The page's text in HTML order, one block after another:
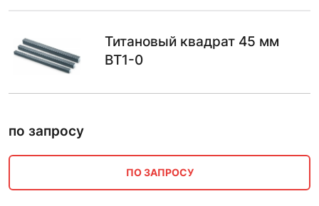
Титановый квадрат 45 мм
ВТ1-0
по запросу
ПО ЗАПРОСУ